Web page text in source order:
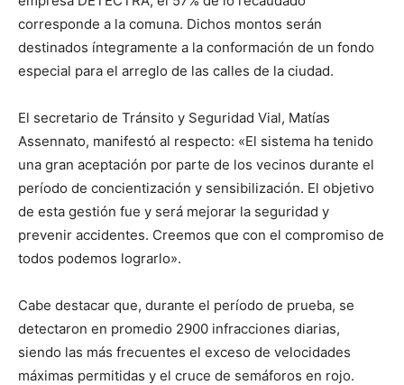
corresponde a la comuna. Dichos montos serán
destinados íntegramente a la conformación de un fondo
especial para el arreglo de las calles de la ciudad.
El secretario de Tránsito y Seguridad Vial, Matías
Assennato, manifestó al respecto: «El sistema ha tenido
una gran aceptación por parte de los vecinos durante el
período de concientización y sensibilización. El objetivo
de esta gestión fue y será mejorar la seguridad y
prevenir accidentes. Creemos que con el compromiso de
todos podemos lograrlo».
Cabe destacar que, durante el período de prueba, se
detectaron en promedio 2900 infracciones diarias,
siendo las más frecuentes el exceso de velocidades
máximas permitidas y el cruce de semáforos en rojo.